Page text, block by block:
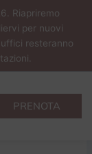
Riapriremo
per nuovi
resteranno
PRENOTA
lifting